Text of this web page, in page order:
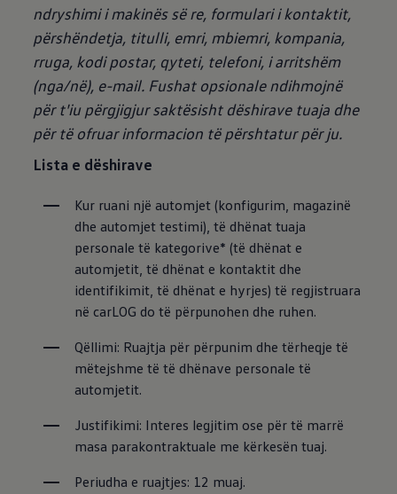
ndryshimi i makinës së re, formulari i kontaktit,
përshëndetja, titulli, emri, mbiemri, kompania,
rruga, kodi postar, qyteti, telefoni, i arritshëm
(nga/në), e-mail. Fushat opsionale ndihmojnë
për t'iu përgjigjur saktësisht dëshirave tuaja dhe
për të ofruar informacion të përshtatur për ju.
Lista e dëshirave
Kur ruani një automjet (konfigurim, magazinë
dhe automjet testimi), të dhënat tuaja
personale të kategorive* (të dhënat e
automjetit, të dhënat e kontaktit dhe
identifikimit, të dhënat e hyrjes) të regjistruara
në carLOG do të përpunohen dhe ruhen.
Qëllimi: Ruajtja për përpunim dhe tërheqje të
mëtejshme të të dhënave personale të
automjetit.
Justifikimi: Interes legjitim ose për të marrë
masa parakontraktuale me kërkesën tuaj.
Periudha e ruajtjes: 12 muaj.